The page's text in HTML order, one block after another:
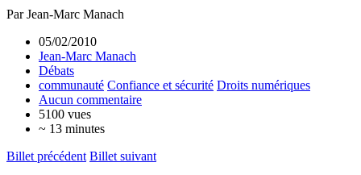
Par Jean-Marc Manach
05/02/2010
Jean-Marc Manach
Débats
communauté Confiance et sécurité Droits numériques
Aucun commentaire
5100 vues
~ 13 minutes
Billet précédent Billet suivant